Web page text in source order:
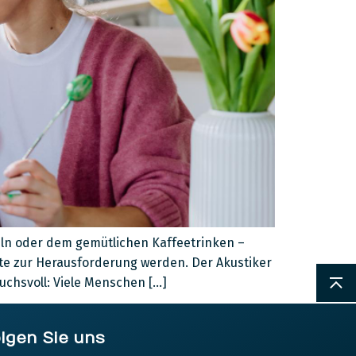
oder dem gemütlichen Kaffeetrinken –
zur Herausforderung werden. Der Akustiker
Viele Menschen […]
Sie uns